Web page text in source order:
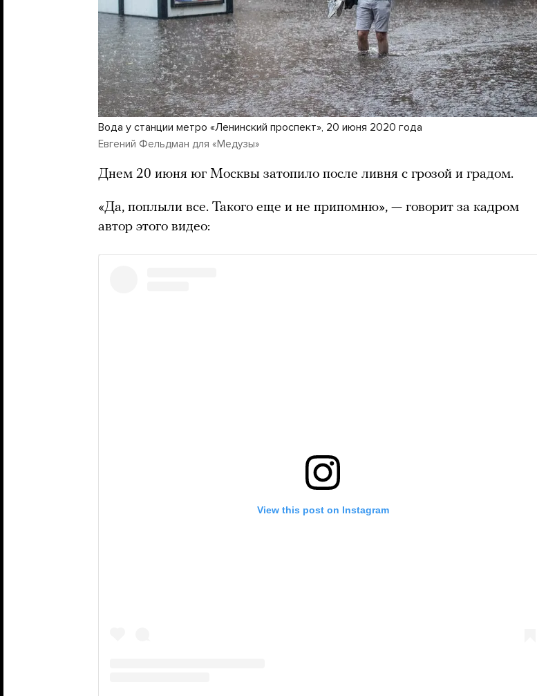
Вода у станции метро «Ленинский проспект», 20 июня 2020 года
Евгений Фельдман для «Медузы»
Днем 20 июня юг Москвы затопило после ливня с грозой и градом.
«Да, поплыли все. Такого еще и не припомню», — говорит за кадром
автор этого видео: